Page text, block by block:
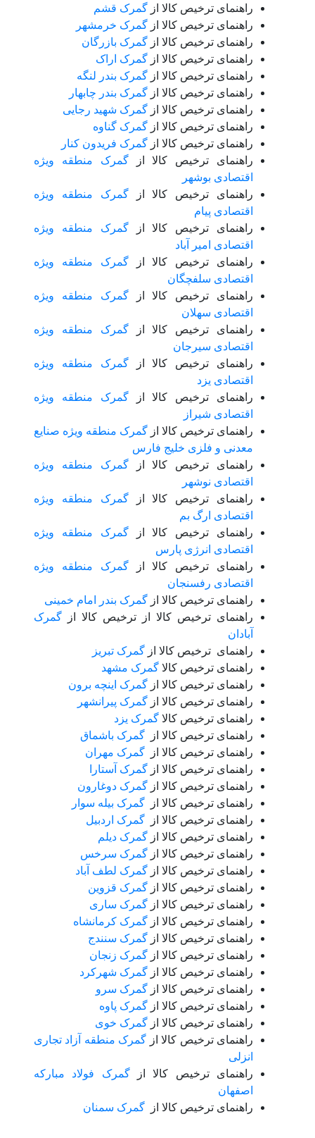
راهنمای ترخیص کالا از گمرک قشم
راهنمای ترخیص کالا از گمرک خرمشهر
راهنمای ترخیص کالا از گمرک بازرگان
راهنمای ترخیص کالا از گمرک اراک
راهنمای ترخیص کالا از گمرک بندر لنگه
راهنمای ترخیص کالا از گمرک بندر چابهار
راهنمای ترخیص کالا از گمرک شهید رجایی
راهنمای ترخیص کالا از گمرک گناوه
راهنمای ترخیص کالا از گمرک فریدون کنار
راهنمای ترخیص کالا ازگمرک منطقه ویژه
اقتصادی بوشهر
راهنمای ترخیص کالا ازگمرک منطقه ویژه
اقتصادی پیام
راهنمای ترخیص کالا ازگمرک منطقه ویژه
اقتصادی امیر آباد
راهنمای ترخیص کالا ازگمرک منطقه ویژه
اقتصادی سلفچگان
راهنمای ترخیص کالا ازگمرک منطقه ویژه
اقتصادی سهلان
راهنمای ترخیص کالا ازگمرک منطقه ویژه
اقتصادی سیرجان
راهنمای ترخیص کالا ازگمرک منطقه ویژه
اقتصادی یزد
راهنمای ترخیص کالا ازگمرک منطقه ویژه
اقتصادی شیراز
راهنمای ترخیص کالا از گمرک منطقه ویژه صنایع
معدنی و فلزی خلیج فارس
راهنمای ترخیص کالا ازگمرک منطقه ویژه
اقتصادی نوشهر
راهنمای ترخیص کالا ازگمرک منطقه ویژه
اقتصادی ارگ بم
راهنمای ترخیص کالا ازگمرک منطقه ویژه
اقتصادی انرژی پارس
راهنمای ترخیص کالا ازگمرک منطقه ویژه
اقتصادی رفسنجان
راهنمای ترخیص کالا از گمرک بندر امام خمینی
راهنمای ترخیص کالا از ترخیص کالا از گمرک
آبادان
راهنمای ترخیص کالا از گمرک تبریز
راهنمای ترخیص کالا گمرک مشهد
راهنمای ترخیص کالا از گمرک اینچه برون
راهنمای ترخیص کالا از گمرک پیرانشهر
راهنمای ترخیص کالا گمرک یزد
راهنمای ترخیص کالا از گمرک باشماق
راهنمای ترخیص کالا از گمرک مهران
راهنمای ترخیص کالا از گمرک آستارا
راهنمای ترخیص کالا از گمرک دوغارون
راهنمای ترخیص کالا از گمرک بیله سوار
راهنمای ترخیص کالا از گمرک اردبیل
راهنمای ترخیص کالا از گمرک دیلم
راهنمای ترخیص کالا از گمرک سرخس
راهنمای ترخیص کالا از گمرک لطف آباد
راهنمای ترخیص کالا از گمرک قزوین
راهنمای ترخیص کالا از گمرک ساری
راهنمای ترخیص کالا از گمرک کرمانشاه
راهنمای ترخیص کالا از گمرک سنندج
راهنمای ترخیص کالا از گمرک زنجان
راهنمای ترخیص کالا از گمرک شهرکرد
راهنمای ترخیص کالا از گمرک سرو
راهنمای ترخیص کالا از گمرک پاوه
راهنمای ترخیص کالا از گمرک خوی
راهنمای ترخیص کالا از گمرک منطقه آزاد تجاری
انزلی
راهنمای ترخیص کالا ازگمرک فولاد مبارکه
اصفهان
راهنمای ترخیص کالا از گمرک سمنان